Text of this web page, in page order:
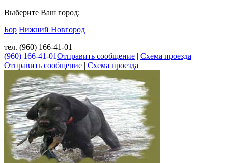
Выберите Ваш город:
Бор Нижний Новгород
тел. (960) 166-41-01
(960) 166-41-01Отправить сообщение | Схема проезда
Отправить сообщение | Схема проезда